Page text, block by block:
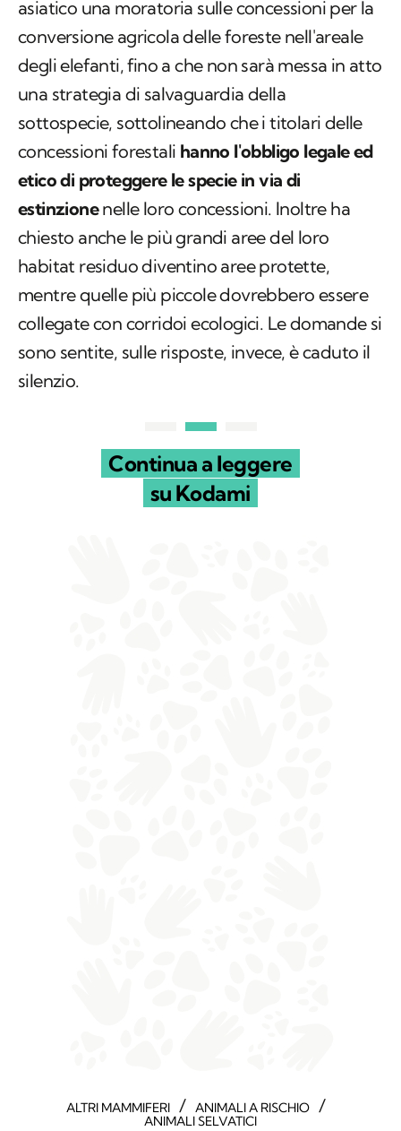
asiatico una moratoria sulle concessioni per la
conversione agricola delle foreste nell'areale
degli elefanti, fino a che non sarà messa in atto
una strategia di salvaguardia della
sottospecie, sottolineando che i titolari delle
concessioni forestali hanno l'obbligo legale ed
etico di proteggere le specie in via di
estinzionenelle loro concessioni. Inoltre ha
chiesto anche le più grandi aree del loro
habitat residuo diventino aree protette,
mentre quelle più piccole dovrebbero essere
collegate con corridoi ecologici. Le domande si
sono sentite, sulle risposte, invece, è caduto il
silenzio.
Continua a leggere
su Kodami
ALTRI MAMMIFERI / ANIMALI A RISCHIO /
ANIMALI SELVATICI